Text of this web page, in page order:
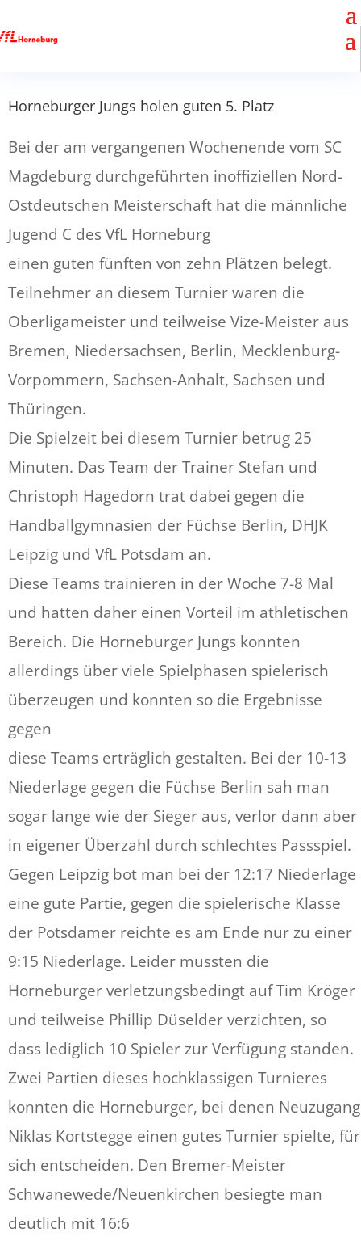
Horneburger Jungs holen guten 5. Platz
Bei der am vergangenen Wochenende vom SC
Magdeburg durchgeführten inoffiziellen Nord-
Ostdeutschen Meisterschaft hat die männliche
Jugend C des VfL Horneburg
einen guten fünften von zehn Plätzen belegt.
Teilnehmer an diesem Turnier waren die
Oberligameister und teilweise Vize-Meister aus
Bremen, Niedersachsen, Berlin, Mecklenburg-
Vorpommern, Sachsen-Anhalt, Sachsen und
Thüringen.
Die Spielzeit bei diesem Turnier betrug 25
Minuten. Das Team der Trainer Stefan und
Christoph Hagedorn trat dabei gegen die
Handballgymnasien der Füchse Berlin, DHJK
Leipzig und VfL Potsdam an.
Diese Teams trainieren in der Woche 7-8 Mal
und hatten daher einen Vorteil im athletischen
Bereich. Die Horneburger Jungs konnten
allerdings über viele Spielphasen spielerisch
überzeugen und konnten so die Ergebnisse
gegen
diese Teams erträglich gestalten. Bei der 10-13
Niederlage gegen die Füchse Berlin sah man
sogar lange wie der Sieger aus, verlor dann aber
in eigener Überzahl durch schlechtes Passspiel.
Gegen Leipzig bot man bei der 12:17 Niederlage
eine gute Partie, gegen die spielerische Klasse
der Potsdamer reichte es am Ende nur zu einer
9:15 Niederlage. Leider mussten die
Horneburger verletzungsbedingt auf Tim Kröger
und teilweise Phillip Düselder verzichten, so
dass lediglich 10 Spieler zur Verfügung standen.
Zwei Partien dieses hochklassigen Turnieres
konnten die Horneburger, bei denen Neuzugang
Niklas Kortstegge einen gutes Turnier spielte, für
sich entscheiden. Den Bremer-Meister
Schwanewede/Neuenkirchen besiegte man
deutlich mit 16:6